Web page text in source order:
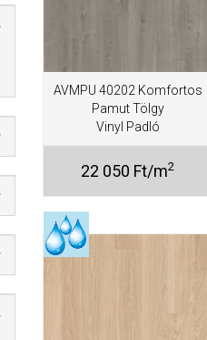
AVMPU 40202 Komfortos
Pamut Tölgy
Vinyl Padló
22 050 Ft/m2